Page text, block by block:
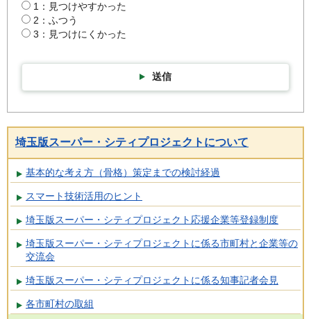
1：見つけやすかった
2：ふつう
3：見つけにくかった
送信
埼玉版スーパー・シティプロジェクトについて
基本的な考え方（骨格）策定までの検討経過
スマート技術活用のヒント
埼玉版スーパー・シティプロジェクト応援企業等登録制度
埼玉版スーパー・シティプロジェクトに係る市町村と企業等の
交流会
埼玉版スーパー・シティプロジェクトに係る知事記者会見
各市町村の取組